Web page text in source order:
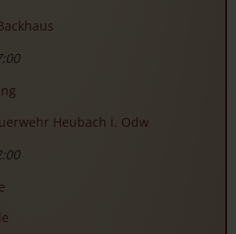
Heubach i. Odw